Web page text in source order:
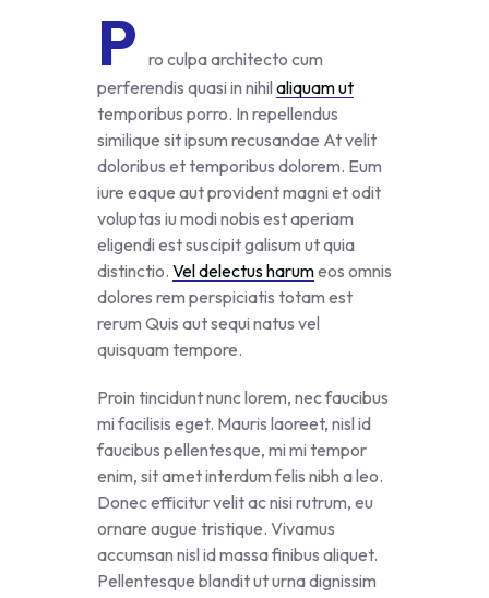
P ro culpa architecto cum
perferendis quasi in nihil aliquam ut
temporibus porro. In repellendus
similique sit ipsum recusandae At velit
doloribus et temporibus dolorem. Eum
iure eaque aut provident magni et odit
voluptas iu modi nobis est aperiam
eligendi est suscipit galisum ut quia
distinctio. Vel delectus harumeos omnis
dolores rem perspiciatis totam est
rerum Quis aut sequi natus vel
quisquam tempore.
Proin tincidunt nunc lorem, nec faucibus
mi facilisis eget. Mauris laoreet, nisl id
faucibus pellentesque, mi mi tempor
enim, sit amet interdum felis nibh a leo.
Donec efficitur velit ac nisi rutrum, eu
ornare augue tristique. Vivamus
accumsan nisl id massa finibus aliquet.
Pellentesque blandit ut urna dignissim